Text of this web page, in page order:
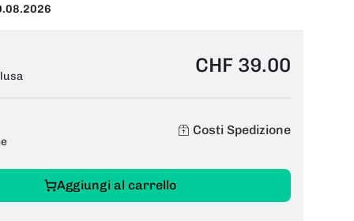
CHF 39.00
Costi Spedizione
Aggiungi al carrello